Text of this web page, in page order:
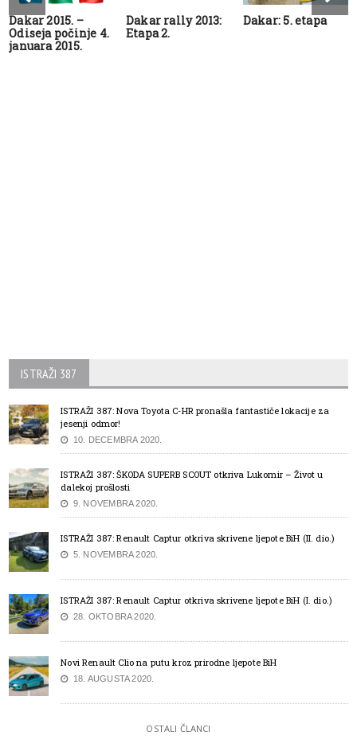
Dakar 2015. –
Odiseja počinje 4.
januara 2015.
Dakar rally 2013:
Etapa 2.
Dakar: 5. etapa
ISTRAŽI 387
ISTRAŽI 387: Nova Toyota C-HR pronašla fantastiče lokacije za
jesenji odmor!
10. DECEMBRA 2020.
ISTRAŽI 387: ŠKODA SUPERB SCOUT otkriva Lukomir – Život u
dalekoj prošlosti
9. NOVEMBRA 2020.
ISTRAŽI 387: Renault Captur otkriva skrivene ljepote BiH (II. dio.)
5. NOVEMBRA 2020.
ISTRAŽI 387: Renault Captur otkriva skrivene ljepote BiH (I. dio.)
28. OKTOBRA 2020.
Novi Renault Clio na putu kroz prirodne ljepote BiH
18. AUGUSTA 2020.
OSTALI ČLANCI